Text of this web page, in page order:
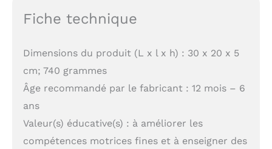
Fiche technique
Dimensions du produit (L x l x h) : 30 x 20 x 5
cm; 740 grammes
Âge recommandé par le fabricant : 12 mois – 6
ans
Valeur(s) éducative(s) : à améliorer les
compétences motrices fines et à enseigner des